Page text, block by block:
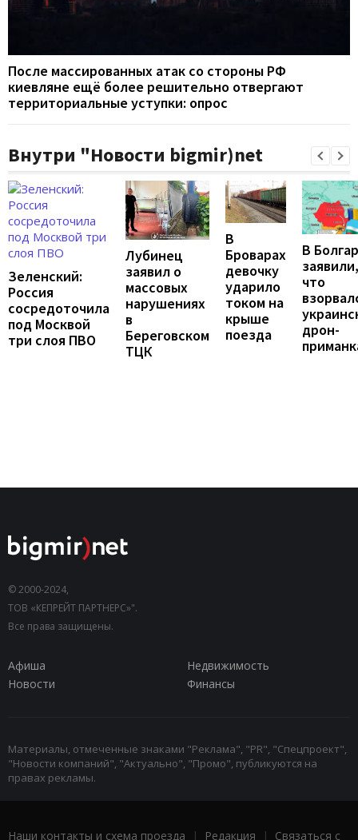
После массированных атак со стороны РФ
киевляне ещё более решительно отвергают
территориальные уступки: опрос
Внутри "Новости bigmir)net
Зеленский:
Россия
сосредоточила
под Москвой
три слоя ПВО
Лубинец
заявил о
массовых
нарушениях
в
Береговском
ТЦК
В
Броварах
девочку
ударило
током на
крыше
поезда
В
заявили,
что
дрон-
© 2000-2024,
ТОВ «КЕПРЕЙТ ПАРТНЕРС»".
Все права защищены.
Афиша
Недвижимость
Новости
Финансы
Материалы, отмеченные знаками "Реклама", "PR", "Спецпроект",
"Новости компаний", "Актуально", "Промо", публикуются на
правах рекламы.
Наши контакты и схема проезда | Редакция | Связаться с